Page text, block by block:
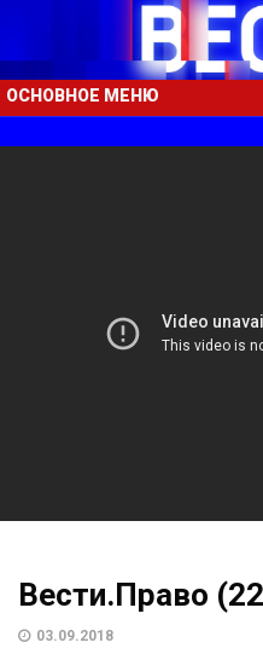
ОСНОВНОЕ МЕНЮ
Вести.Право
03.09.2018